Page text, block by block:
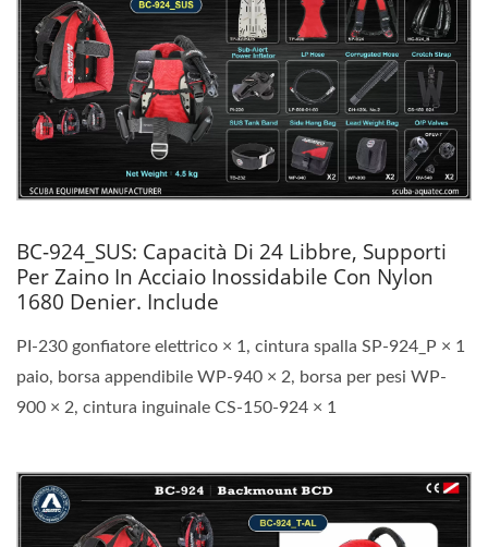
BC-924_SUS: Capacità Di 24 Libbre, Supporti
Per Zaino In Acciaio Inossidabile Con Nylon
1680 Denier. Include
PI-230 gonfiatore elettrico × 1, cintura spalla SP-924_P × 1
paio, borsa appendibile WP-940 × 2, borsa per pesi WP-
900 × 2, cintura inguinale CS-150-924 × 1